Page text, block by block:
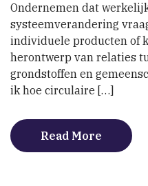
als
bedrijfspraktijk
en
maatschappelijke
strategie
Ondernemen dat
systeemverandering
individuele producten of
herontwerp van relaties
grondstoffen en
ik hoe circulaire […]
Read More